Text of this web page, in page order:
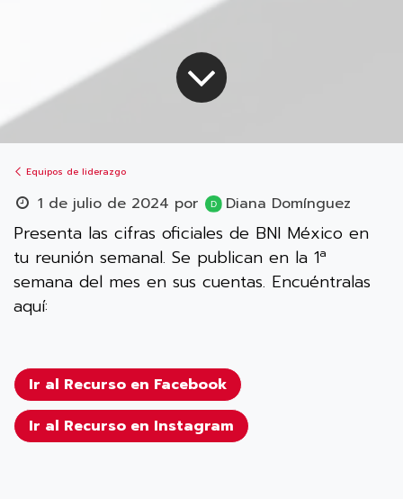
Equipos de liderazgo
1 de julio de 2024 por Diana Domínguez
Presenta las cifras oficiales de BNI México en
tu reunión semanal. Se publican en la 1ª
semana del mes en sus cuentas. Encuéntralas
aquí:
Ir al Recurso en Facebook
Ir al Recurso en Instagram